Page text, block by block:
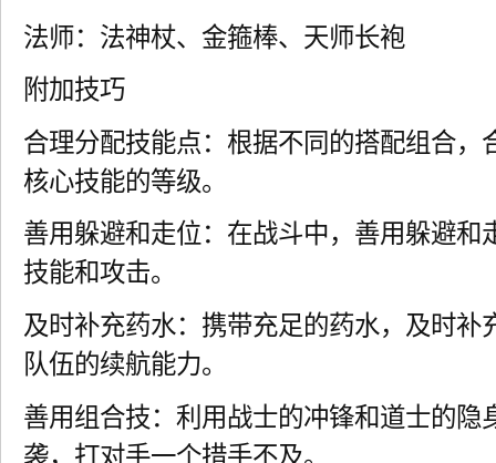
法师：法神杖、金箍棒、天师长袍
附加技巧
合理分配技能点：根据不同的搭配组合，
核心技能的等级。
善用躲避和走位：在战斗中，善用躲避和
技能和攻击。
及时补充药水：携带充足的药水，及时补
队伍的续航能力。
善用组合技：利用战士的冲锋和道士的隐
袭，打对手一个措手不及。